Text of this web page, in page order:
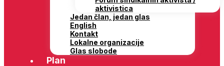
aktivistica
Jedan član, jedan glas
English
Kontakt
Lokalne organizacije
Glas slobode
Plan